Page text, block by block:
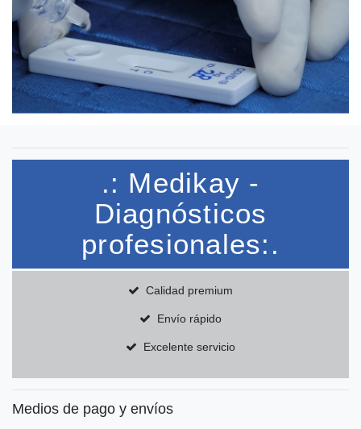
.: Medikay -
Diagnósticos
profesionales:.
Calidad premium
Envío rápido
Excelente servicio
Medios de pago y envíos